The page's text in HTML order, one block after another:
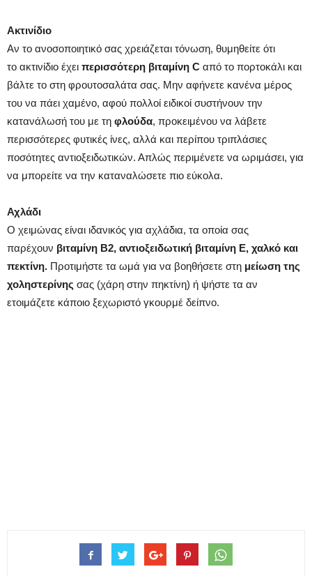
Ακτινίδιο
Αν το ανοσοποιητικό σας χρειάζεται τόνωση, θυμηθείτε ότι
το ακτινίδιο έχει περισσότερη βιταμίνη C από το πορτοκάλι και
βάλτε το στη φρουτοσαλάτα σας. Μην αφήνετε κανένα μέρος
του να πάει χαμένο, αφού πολλοί ειδικοί συστήνουν την
κατανάλωσή του με τη φλούδα, προκειμένου να λάβετε
περισσότερες φυτικές ίνες, αλλά και περίπου τριπλάσιες
ποσότητες αντιοξειδωτικών. Απλώς περιμένετε να ωριμάσει, για
να μπορείτε να την καταναλώσετε πιο εύκολα.
Αχλάδι
Ο χειμώνας είναι ιδανικός για αχλάδια, τα οποία σας
παρέχουν βιταμίνη Β2, αντιοξειδωτική βιταμίνη Ε, χαλκό και
πεκτίνη. Προτιμήστε τα ωμά για να βοηθήσετε στη μείωση της
χοληστερίνης σας (χάρη στην πηκτίνη) ή ψήστε τα αν
ετοιμάζετε κάποιο ξεχωριστό γκουρμέ δείπνο.